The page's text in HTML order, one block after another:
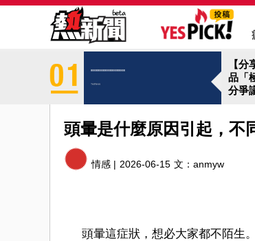
【
品「
分爭
頭暈是什麼原因引起，不
情感 | 2026-06-15 文： anmyw
頭暈這症狀，想必大家都不陌生